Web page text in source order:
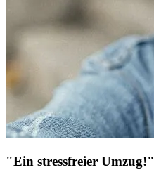
"Ein stressfreier Umzug!"